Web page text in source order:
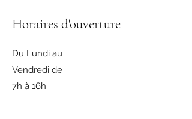
Horaires d'ouverture
Du Lundi au
Vendredi de
7h à 16h